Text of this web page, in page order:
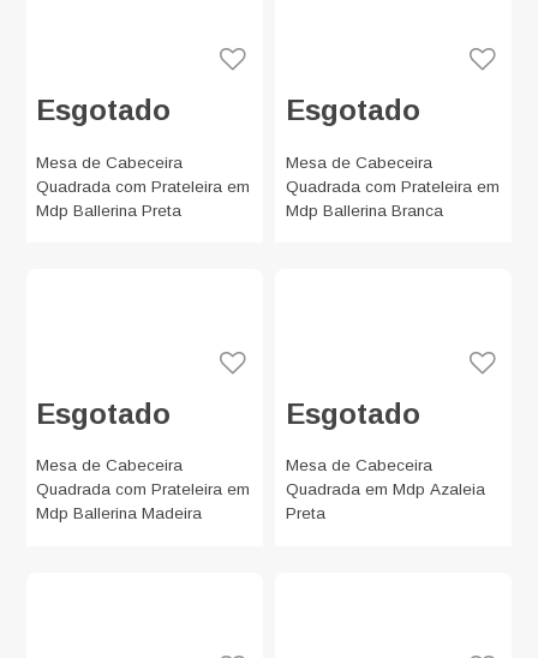
Esgotado
Mesa de Cabeceira
Quadrada com Prateleira em
Mdp Ballerina Preta
Esgotado
Mesa de Cabeceira
Quadrada com Prateleira em
Mdp Ballerina Branca
Esgotado
Mesa de Cabeceira
Quadrada com Prateleira em
Mdp Ballerina Madeira
Esgotado
Mesa de Cabeceira
Quadrada em Mdp Azaleia
Preta